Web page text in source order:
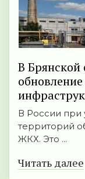
В Брянской
В России при
территорий
ЖКХ. Это ...
Читать далее